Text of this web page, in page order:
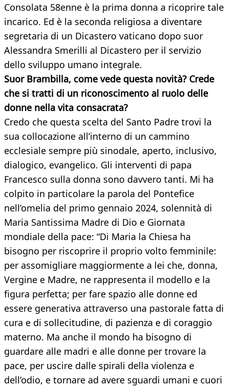
Consolata 58enne è la prima donna a ricoprire tale
incarico. Ed è la seconda religiosa a diventare
segretaria di un Dicastero vaticano dopo suor
Alessandra Smerilli al Dicastero per il servizio
dello sviluppo umano integrale.
Suor Brambilla, come vede questa novità? Crede
che si tratti di un riconoscimento al ruolo delle
donne nella vita consacrata?
Credo che questa scelta del Santo Padre trovi la
sua collocazione all’interno di un cammino
ecclesiale sempre più sinodale, aperto, inclusivo,
dialogico, evangelico. Gli interventi di papa
Francesco sulla donna sono davvero tanti. Mi ha
colpito in particolare la parola del Pontefice
nell’omelia del primo gennaio 2024, solennità di
Maria Santissima Madre di Dio e Giornata
mondiale della pace: “Di Maria la Chiesa ha
bisogno per riscoprire il proprio volto femminile:
per assomigliare maggiormente a lei che, donna,
Vergine e Madre, ne rappresenta il modello e la
figura perfetta; per fare spazio alle donne ed
essere generativa attraverso una pastorale fatta di
cura e di sollecitudine, di pazienza e di coraggio
materno. Ma anche il mondo ha bisogno di
guardare alle madri e alle donne per trovare la
pace, per uscire dalle spirali della violenza e
dell’odio, e tornare ad avere sguardi umani e cuori